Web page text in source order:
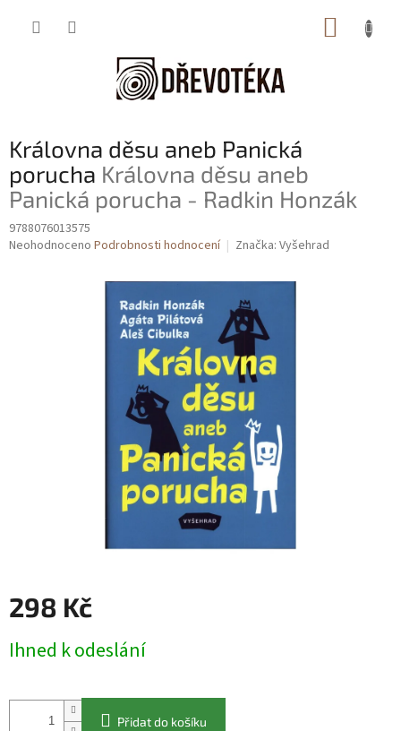
Královna děsu aneb Panická
porucha Královna děsu aneb
Panická porucha - Radkin Honzák
9788076013575
Průměrné
Neohodnoceno Podrobnosti hodnocení Značka: Vyšehrad
298 Kč
cena:
Ihned k odeslání
Přidat do košíku